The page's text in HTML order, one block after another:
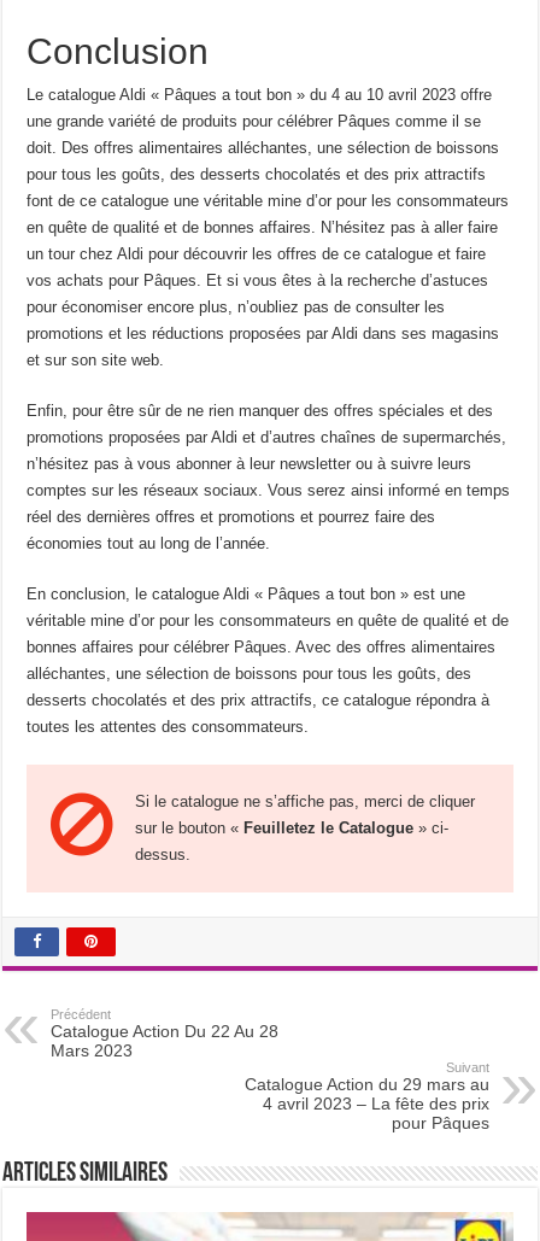
Conclusion
Le catalogue Aldi « Pâques a tout bon » du 4 au 10 avril 2023 offre
une grande variété de produits pour célébrer Pâques comme il se
doit. Des offres alimentaires alléchantes, une sélection de boissons
pour tous les goûts, des desserts chocolatés et des prix attractifs
font de ce catalogue une véritable mine d’or pour les consommateurs
en quête de qualité et de bonnes affaires. N’hésitez pas à aller faire
un tour chez Aldi pour découvrir les offres de ce catalogue et faire
vos achats pour Pâques. Et si vous êtes à la recherche d’astuces
pour économiser encore plus, n’oubliez pas de consulter les
promotions et les réductions proposées par Aldi dans ses magasins
et sur son site web.
Enfin, pour être sûr de ne rien manquer des offres spéciales et des
promotions proposées par Aldi et d’autres chaînes de supermarchés,
n’hésitez pas à vous abonner à leur newsletter ou à suivre leurs
comptes sur les réseaux sociaux. Vous serez ainsi informé en temps
réel des dernières offres et promotions et pourrez faire des
économies tout au long de l’année.
En conclusion, le catalogue Aldi « Pâques a tout bon » est une
véritable mine d’or pour les consommateurs en quête de qualité et de
bonnes affaires pour célébrer Pâques. Avec des offres alimentaires
alléchantes, une sélection de boissons pour tous les goûts, des
desserts chocolatés et des prix attractifs, ce catalogue répondra à
toutes les attentes des consommateurs.
Si le catalogue ne s’affiche pas, merci de cliquer
sur le bouton « Feuilletez le Catalogue » ci-
dessus.
Précédent
Catalogue Action Du 22 Au 28
Mars 2023
Suivant
Catalogue Action du 29 mars au
4 avril 2023 – La fête des prix
pour Pâques
Articles Similaires